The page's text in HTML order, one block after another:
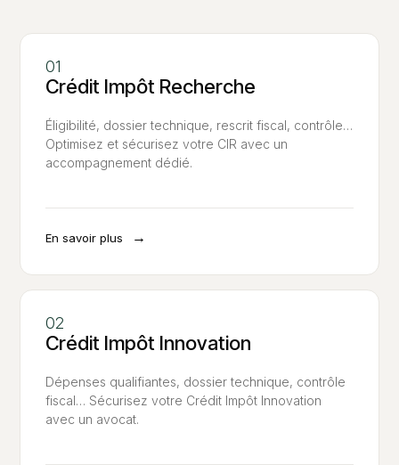
Crédit Impôt Recherche
Éligibilité, dossier technique, rescrit fiscal, contrôle…
Optimisez et sécurisez votre CIR avec un
accompagnement dédié.
En savoir plus →
Crédit Impôt Innovation
Dépenses qualifiantes, dossier technique, contrôle
fiscal… Sécurisez votre Crédit Impôt Innovation
avec un avocat.